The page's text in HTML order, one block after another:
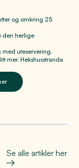
og omkring 25
den herlige
med uteservering.
mer. Hekshusstranda
Se alle artikler her